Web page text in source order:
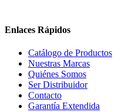
Enlaces Rápidos
Catálogo de Productos
Nuestras Marcas
Quiénes Somos
Ser Distribuidor
Contacto
Garantía Extendida